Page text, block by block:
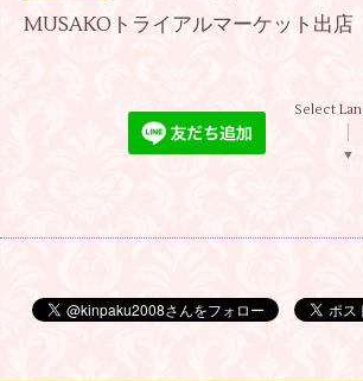
MUSAKOトライアルマーケット出店
Select
▼